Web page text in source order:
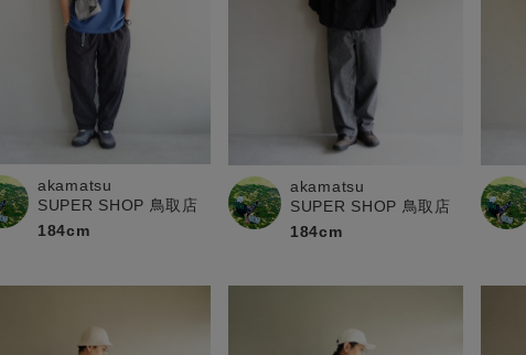
akamatsu
SUPER SHOP 鳥取店
184cm
akamatsu
SUPER SHOP 鳥取店
184cm